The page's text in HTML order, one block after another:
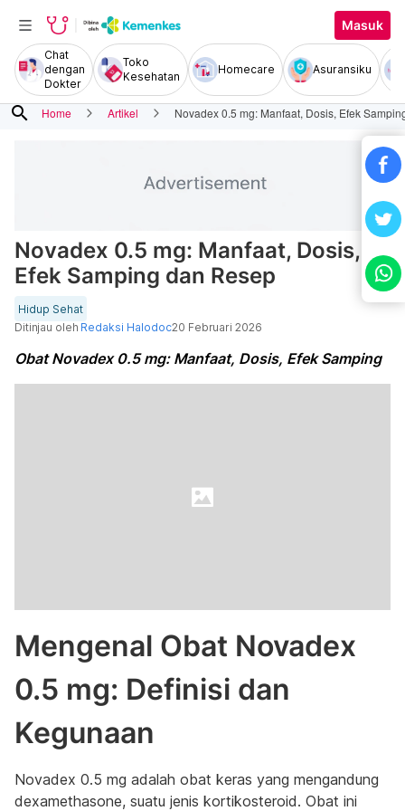
Masuk
Chat
dengan
Dokter
Toko
Kesehatan
Homecare Asuransiku
search Home Artikel Novadex 0.5 mg: Manfaat, Dosis, Efek
Novadex 0.5 mg: Manfaat, Dosis,
Efek Samping dan Resep
Hidup Sehat
Ditinjau oleh Redaksi Halodoc20 Februari 2026
Obat Novadex 0.5 mg: Manfaat, Dosis, Efek Samping
Mengenal Obat Novadex
0.5 mg: Definisi dan
Kegunaan
Novadex 0.5 mg adalah obat keras yang mengandung
dexamethasone, suatu jenis kortikosteroid. Obat ini